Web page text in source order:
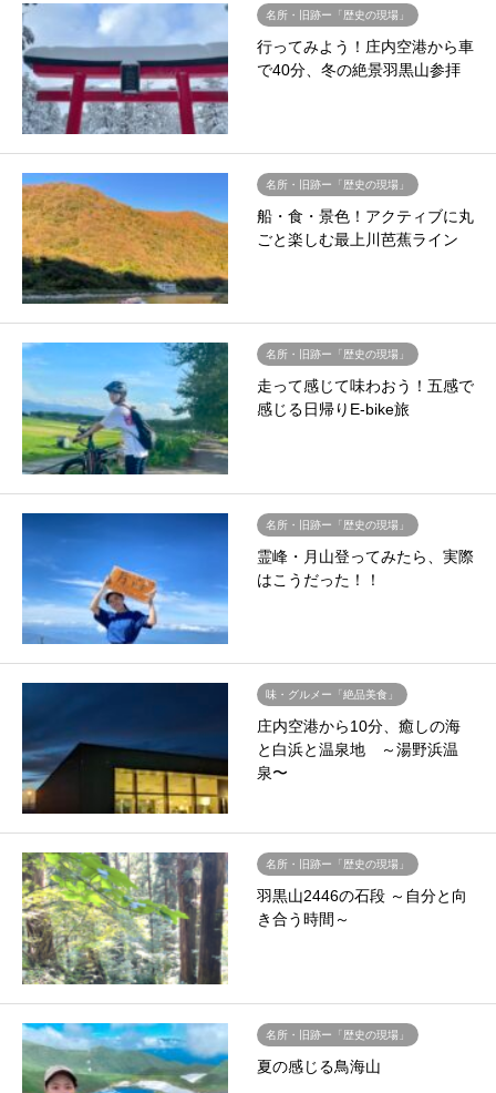
名所・旧跡ー「歴史の現場」
行ってみよう！庄内空港から車
で40分、冬の絶景羽黒山参拝
名所・旧跡ー「歴史の現場」
船・食・景色！アクティブに丸
ごと楽しむ最上川芭蕉ライン
名所・旧跡ー「歴史の現場」
走って感じて味わおう！五感で
感じる日帰りE-bike旅
名所・旧跡ー「歴史の現場」
霊峰・月山登ってみたら、実際
はこうだった！！
味・グルメー「絶品美食」
庄内空港から10分、癒しの海
と白浜と温泉地 ～湯野浜温
泉〜
名所・旧跡ー「歴史の現場」
羽黒山2446の石段 ～自分と向
き合う時間～
名所・旧跡ー「歴史の現場」
夏の感じる鳥海山